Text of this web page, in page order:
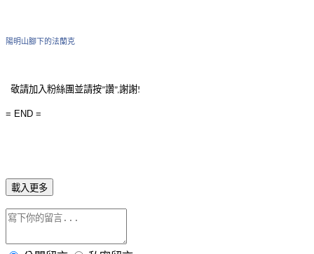
陽明山腳下的法蘭克
敬請加入粉絲團並請按”讚”,謝謝!
= END =
載入更多